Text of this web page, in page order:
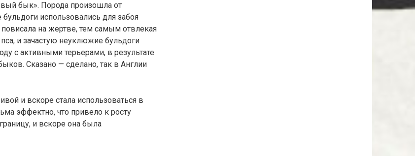
бык». Порода произошла от
использовались для забоя
на жертве, тем самым отвлекая
и зачастую неуклюжие бульдоги
с активными терьерами, в результате
Сказано — сделано, так в Англии
и вскоре стала использоваться в
эффектно, что привело к росту
и вскоре она была